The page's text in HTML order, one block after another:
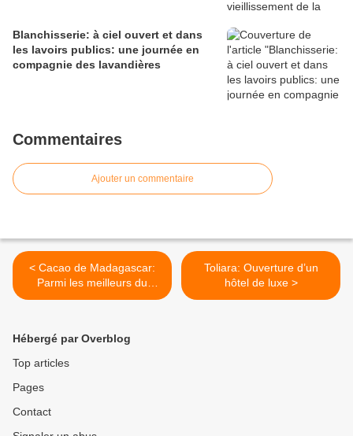
Blanchisserie: à ciel ouvert et dans
les lavoirs publics: une journée en
compagnie des lavandières
Commentaires
Ajouter un commentaire
< Cacao de Madagascar:
Parmi les meilleurs du
monde
Toliara: Ouverture d’un
hôtel de luxe >
Hébergé par Overblog
Top articles
Pages
Contact